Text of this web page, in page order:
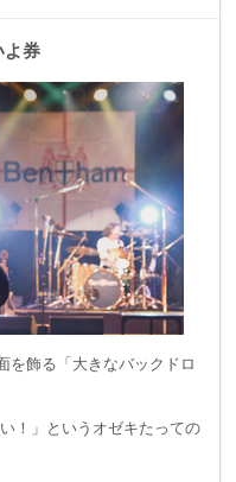
よ券
を飾る「大きなバックドロ
！」というオゼキたっての